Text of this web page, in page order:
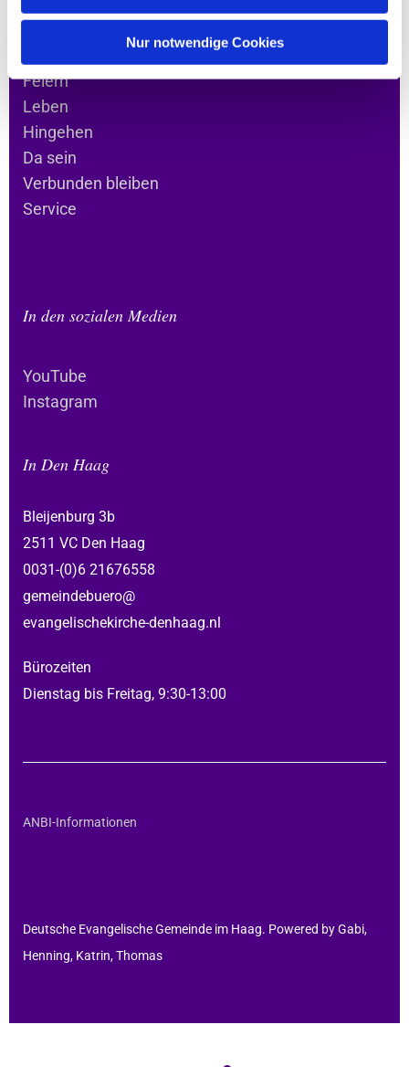
Nur notwendige Cookies
Auf dieser Website
Feiern
Leben
Hingehen
Da sein
Verbunden bleiben
Service
In den sozialen Medien
YouTube
Instagram
In Den Haag
Bleijenburg 3b
2511 VC Den Haag
0031-(0)6 21676558
gemeindebuero@
evangelischekirche-denhaag.nl
Bürozeiten
Dienstag bis Freitag, 9:30-13:00
ANBI-Informationen
Deutsche Evangelische Gemeinde im Haag. Powered by Gabi,
Henning, Katrin, Thomas